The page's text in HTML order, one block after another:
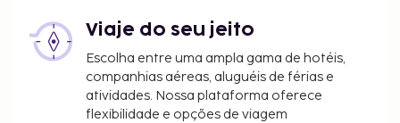
Viaje do seu jeito
Escolha entre uma ampla gama de hotéis,
companhias aéreas, aluguéis de férias e
atividades. Nossa plataforma oferece
flexibilidade e opções de viagem